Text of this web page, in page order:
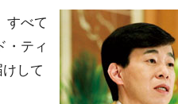
すべて
・ティ
して